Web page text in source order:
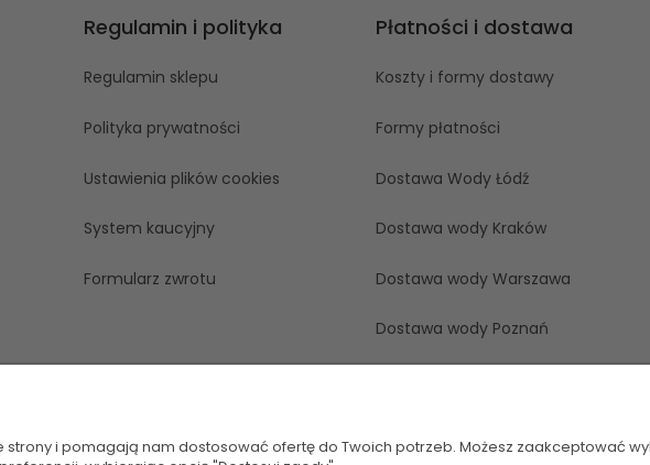
Regulamin i polityka
Regulamin sklepu
Polityka prywatności
Ustawienia plików cookies
System kaucyjny
Formularz zwrotu
Płatności i dostawa
Koszty i formy dostawy
Formy płatności
Dostawa Wody Łódź
Dostawa wody Kraków
Dostawa wody Warszawa
Dostawa wody Poznań
i pomagają nam dostosować ofertę do Twoich potrzeb. Możesz zaakceptować